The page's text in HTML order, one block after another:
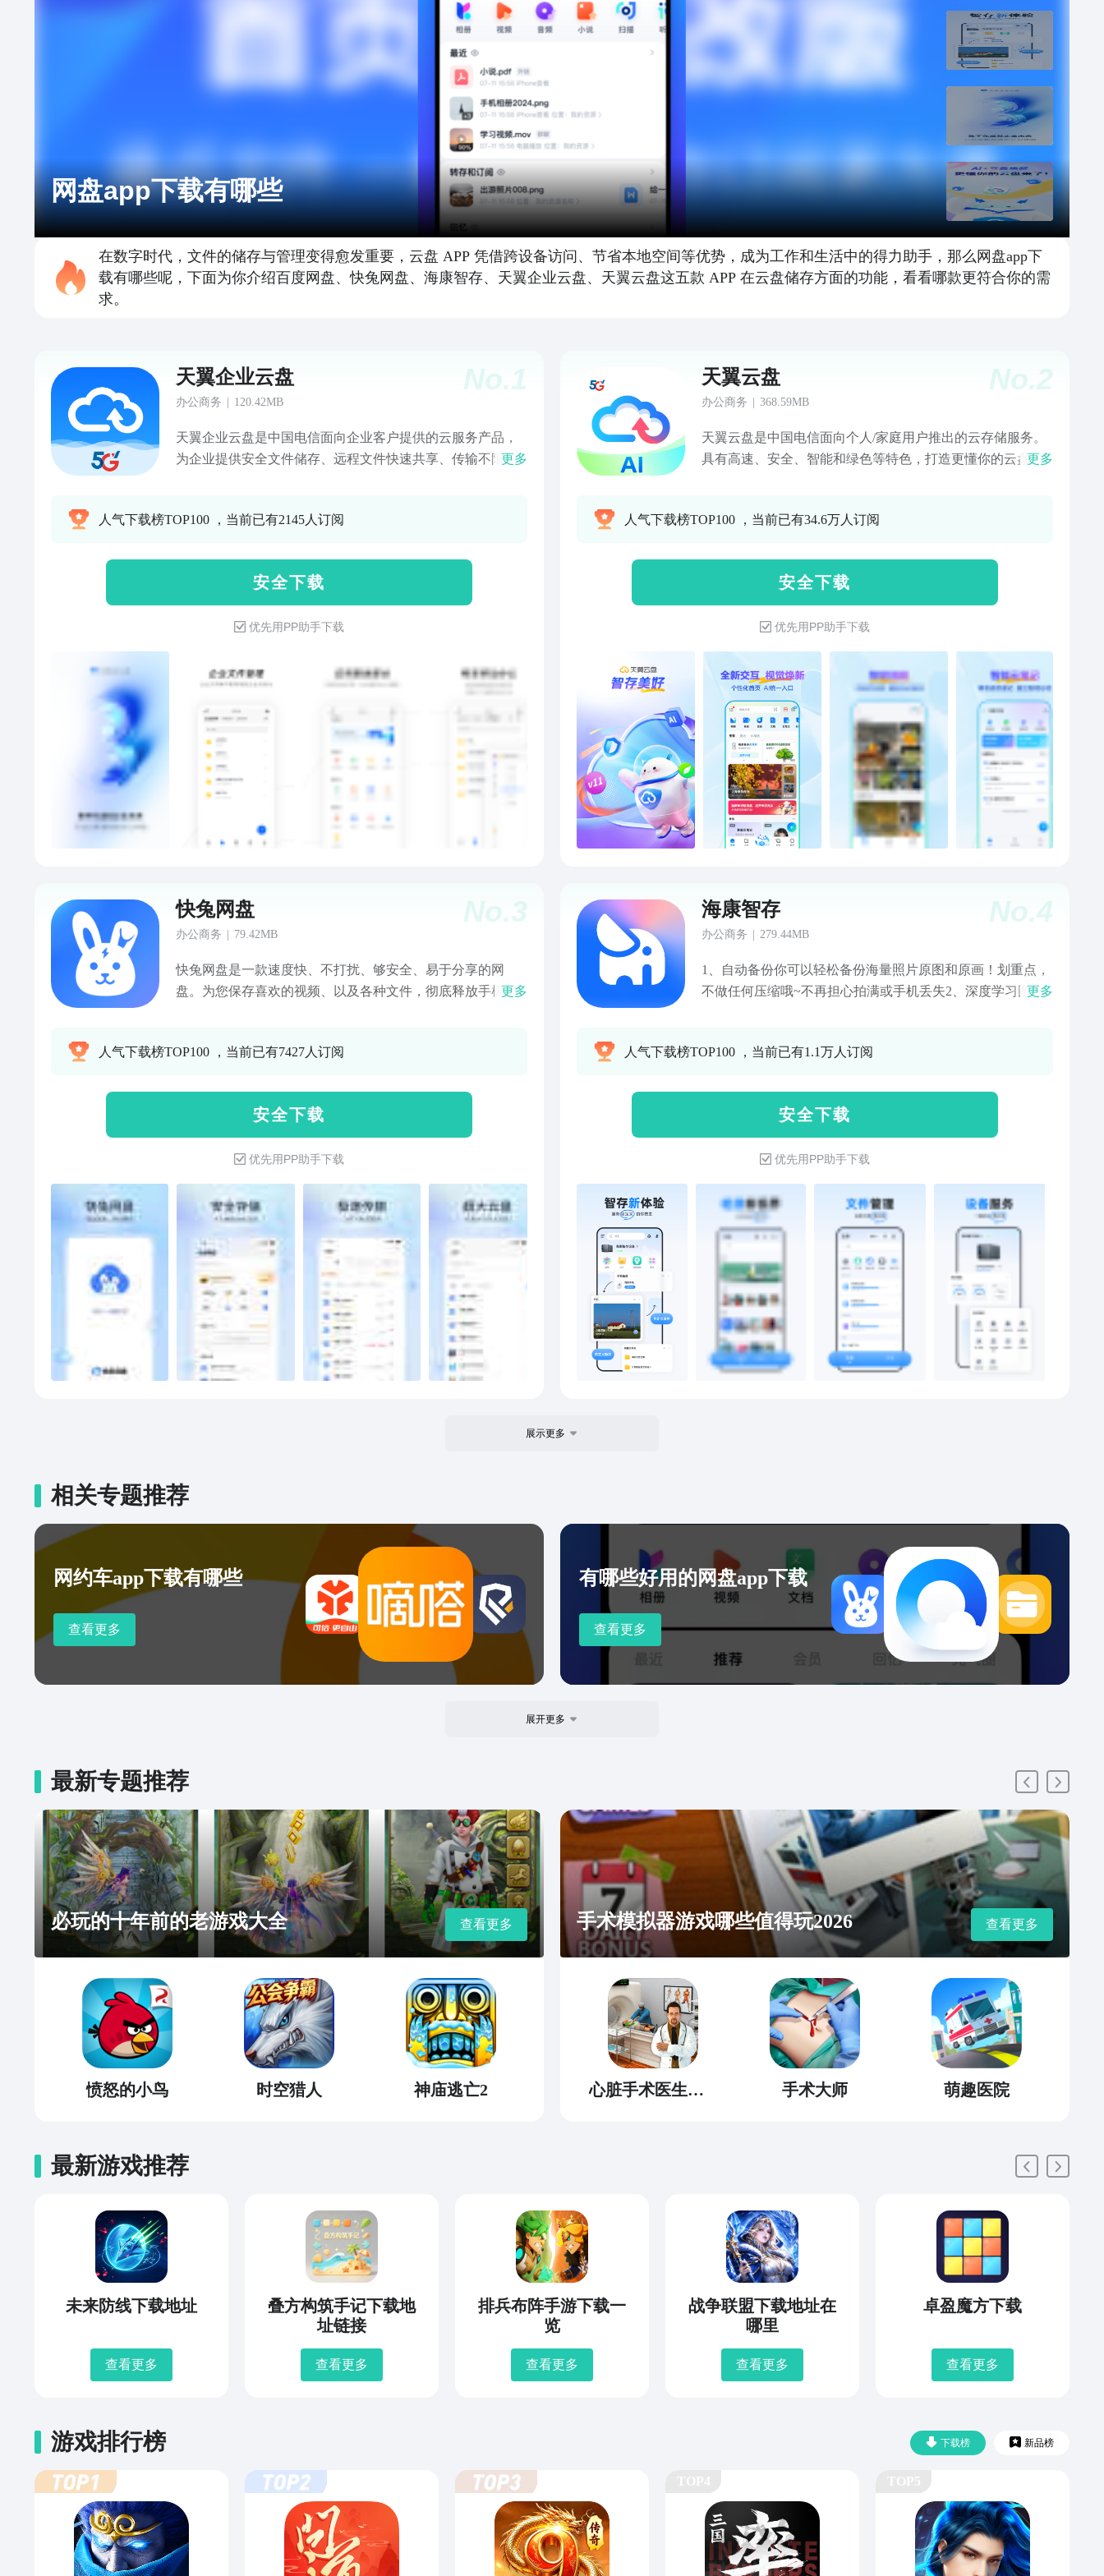
网盘app下载有哪些
在数字时代，文件的储存与管理变得愈发重要，云盘 APP 凭借跨设备访问、节省本地空间等优势，成为工作和生活中的得力助手，那么网盘app下
载有哪些呢，下面为你介绍百度网盘、快兔网盘、海康智存、天翼企业云盘、天翼云盘这五款 APP 在云盘储存方面的功能，看看哪款更符合你的需
求。
No.1
天翼企业云盘
办公商务 120.42MB
天翼企业云盘是中国电信面向企业客户提供的云服务产品，
为企业提供安全文件储存、远程文件快速共享、传输不限
业云盘拥有哪些领先功能：文件管理；文件极速传输、断点
理；文档操作历史可查；文件水印；文件转存；设备管理；
满足企业个性化服务需求等诸多功能。7*12小时全天候服务
优化：客服7*12小时，随时随地咨询，努力保障用户服务。
贴心提示： 使用过程中遇见任何问题，请联系我们： 邮箱：
帮助：访问网页端首页->右下角点击客服 天翼企业云盘官方
网站：https://b.cloud.189.cn在中搜索“天翼数字生活”关注服务
号，获得更多资讯
更多
人气下载榜TOP100 ，当前已有2145人订阅
安 全 下 载
优先用PP助手下载
No.2
天翼云盘
办公商务 368.59MB
天翼云盘是中国电信面向个人/家庭用户推出的云存储服务。
具有高速、安全、智能和绿色等特色，打造更懂你的云盘。
键消除照片多余元素，智能扩充画面，拯救你的大片；3、AI
时出圈。【主打特色】安全“国”盘安全网盘国家队，通过国
际、国内多项安全认证奖项，守护你的数据与隐私安全。空
间大、不限速T级存储，把你和家人的照片、视频和文档，安
稳存云盘。上传下载不限速，告别空间不足。（天翼云盘未
对传输限速，实际速度受终端及网络环境影响。）手机备份
支持手机、电脑文件自动备份/同步，通讯录、微信文件备
份，让换机无忧。家庭共享家庭共享和家庭相册，一人上
传，全家共享。电视大屏、智屏全覆盖，多种分享方式，便
捷安全。智能更懂你AI工具，打造更懂你的云盘。智能搜
图，言出图现；智能云笔记，学习办公效率神器；智能知识
库，你的专属知识管家；智能绘图，修图、上色、消除、扩
图，一键创作。AI形象照，全网热门模版，让你创意出圈。
绿色云盘业内首创绿色云盘，运行在中国电信绿色数据中
心，由100%清洁能源驱动。获颁国内权威绿色机构低碳认
会员体系。联合会员和权益福利，满足用户生活、学习、办
公的各种美好需求。【服务协议】1、天翼云盘会员自动续费
https://cloud.189.cn/web/static/licence/signContract.html2、天翼云
盘会员服务协议：
https://cloud.189.cn/web/static/licence/privacy_agreement.html【如
cloud_banquan@189.cn 进行反馈。或关注天翼云盘微信公众
号：「天翼云盘服务号」。
更多
人气下载榜TOP100 ，当前已有34.6万人订阅
安 全 下 载
优先用PP助手下载
No.3
快兔网盘
办公商务 79.42MB
快兔网盘是一款速度快、不打扰、够安全、易于分享的网
盘。为您保存喜欢的视频、以及各种文件，彻底释放手机本
所有文件 【在线播放】 云盘视频内容直接播放，畅享倍速播
任何广告干扰，保障个人隐私和资产安全，专家级数据传输
更多
人气下载榜TOP100 ，当前已有7427人订阅
安 全 下 载
优先用PP助手下载
No.4
海康智存
办公商务 279.44MB
1、自动备份你可以轻松备份海量照片原图和原画！划重点，
不做任何压缩哦~不再担心拍满或手机丢失2、深度学习图像
看和存取，及主流多媒体格式播放，还可离线缓存4、享你所
限制；通过网页链接分享工作资料给客户5、多媒体一键投屏
在家一键投屏，支持DLNA/AirPlay方式，畅想高清画质6、支
持解压缩支持对zip和tar格式的4GB以内压缩包进行解压缩操
更多
人气下载榜TOP100 ，当前已有1.1万人订阅
安 全 下 载
优先用PP助手下载
展示更多
相关专题推荐
网约车app下载有哪些
查看更多
有哪些好用的网盘app下载
查看更多
展开更多
最新专题推荐
必玩的十年前的老游戏大全 查看更多
愤怒的小鸟 时空猎人 神庙逃亡2
手术模拟器游戏哪些值得玩2026 查看更多
心脏手术医生模拟 手术大师 萌趣医院
最新游戏推荐
未来防线下载地址
查看更多
叠方构筑手记下载地
址链接
查看更多
排兵布阵手游下载一
览
查看更多
战争联盟下载地址在
哪里
查看更多
卓盈魔方下载
查看更多
下载榜 新品榜
游戏排行榜